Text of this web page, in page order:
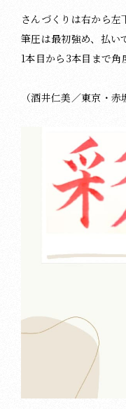
さんづくりは右から左
筆圧は最初強め、払い
1本目から3本目まで角
（酒井仁美／東京・赤